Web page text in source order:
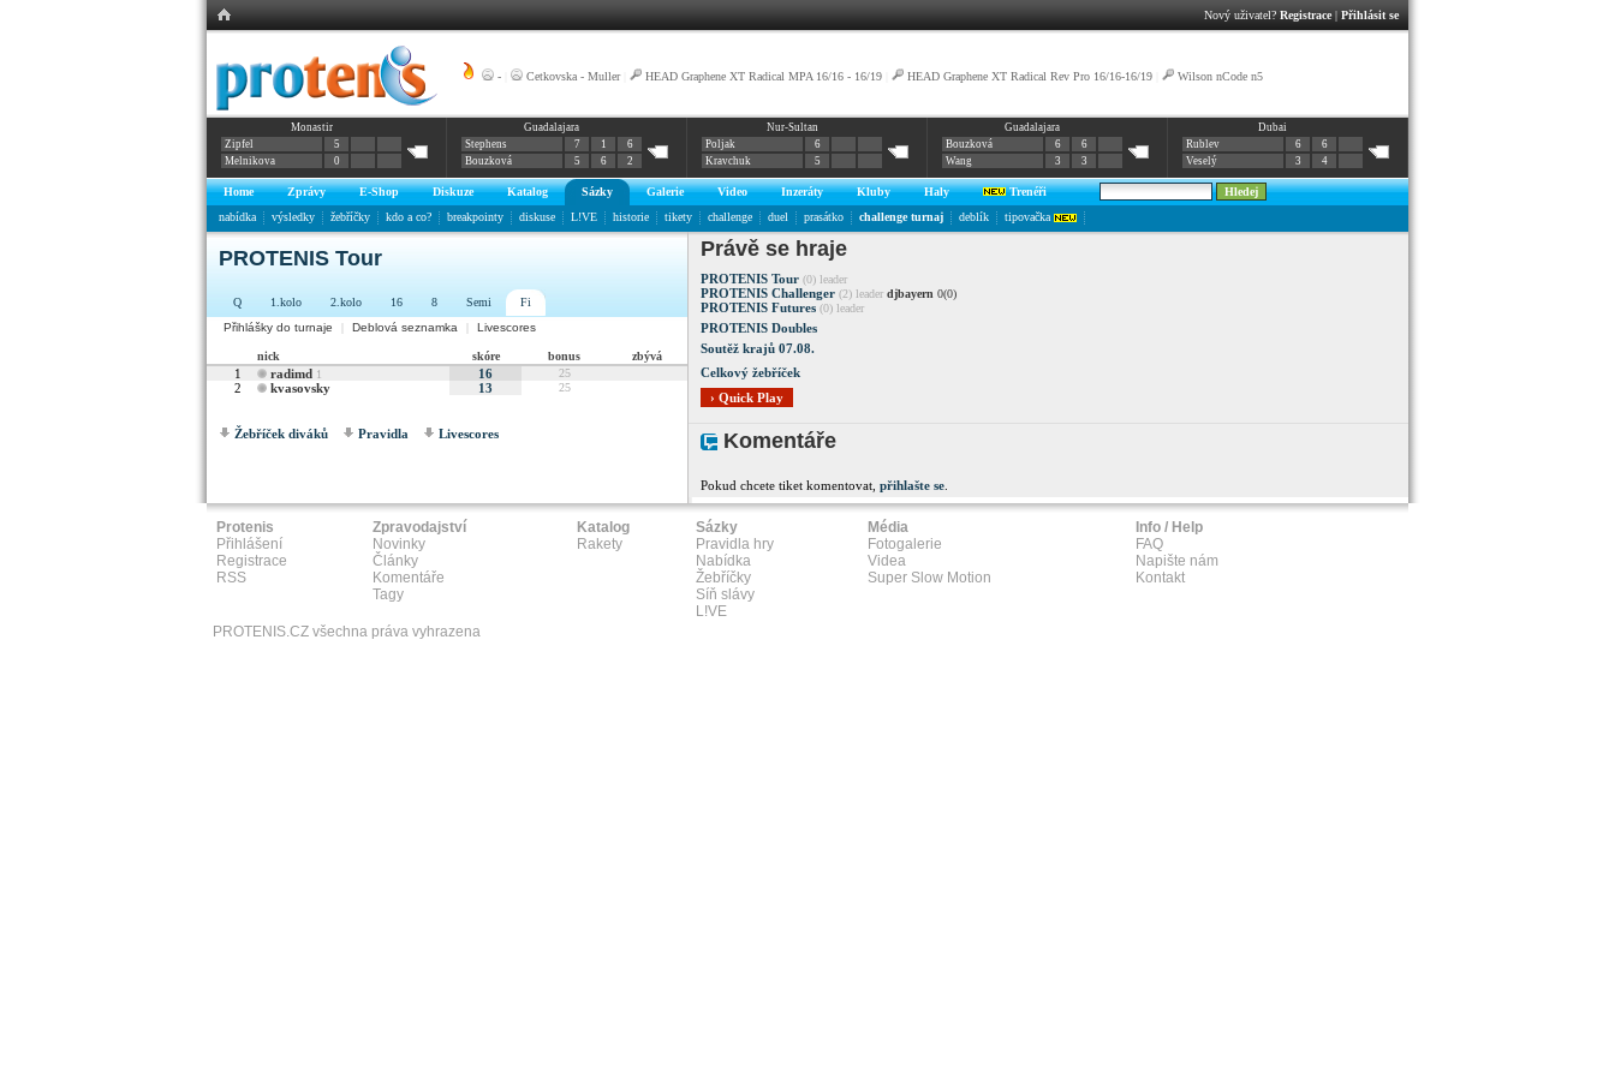
Nový uživatel? Registrace| Přihlásit se
- Cetkovska - Muller| HEAD Graphene XT Radical MPA 16/16 - 16/19 HEAD Graphene XT Radical Rev Pro 16/16-16/19 Wilson nCode n5
Monastir
Zipfel
5
Melnikova
0
Guadalajara
Stephens
7 1
6
Bouzková
5 6 2
Nur-Sultan
Poljak
6
Kravchuk
5
Guadalajara
Bouzková
6
6
Wang
3 3
Dubai
Rublev
6
6
Veselý
3 4
Home Zprávy E-Shop Diskuze Katalog Sázky Galerie Video Inzeráty Kluby Haly
Trenéři
nabídka
výsledky žebříčky kdo a co? breakpointy diskuse L!VE historie tikety challenge duel prasátko challenge turnaj deblík tipovačka
PROTENIS Tour
Q 1.kolo 2.kolo 16 8 Semi
Fi
Přihlášky do turnaje
Deblová seznamka Livescores
nick skóre bonus zbývá
1 radimd 1 16 25
2 kvasovsky 13 25
Žebříček diváků Pravidla Livescores
Právě se hraje
PROTENIS Tour (0) leader
PROTENIS Challenger (2) leader djbayern 0(0)
PROTENIS Futures (0) leader
PROTENIS Doubles
Soutěž krajů 07.08.
Celkový žebříček
› Quick Play
Komentáře
Pokud chcete tiket komentovat, přihlašte se
Protenis
Přihlášení
Registrace
RSS
Zpravodajství
Novinky
Články
Komentáře
Tagy
Katalog
Rakety
Sázky
Pravidla hry
Nabídka
Žebříčky
Síň slávy
L!VE
Média
Fotogalerie
Videa
Super Slow Motion
Info / Help
FAQ
Napište nám
Kontakt
PROTENIS.CZ všechna práva vyhrazena